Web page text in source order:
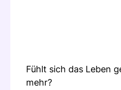
Fühlt sich das Leben
mehr?